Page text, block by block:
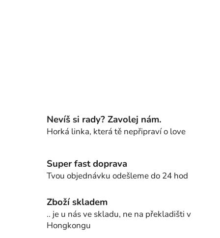
Nevíš si rady? Zavolej nám.
Horká linka, která tě nepřipraví o love
Super fast doprava
Tvou objednávku odešleme do 24 hod
Zboží skladem
.. je u nás ve skladu, ne na překladišti v
Hongkongu